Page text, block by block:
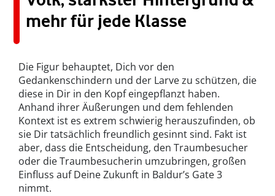
mehr für jede Klasse
Die Figur behauptet, Dich vor den
Gedankenschindern und der Larve zu schützen, die
diese in Dir in den Kopf eingepflanzt haben.
Anhand ihrer Äußerungen und dem fehlenden
Kontext ist es extrem schwierig herauszufinden, ob
sie Dir tatsächlich freundlich gesinnt sind. Fakt ist
aber, dass die Entscheidung, den Traumbesucher
oder die Traumbesucherin umzubringen, großen
Einfluss auf Deine Zukunft in Baldur’s Gate 3
nimmt.